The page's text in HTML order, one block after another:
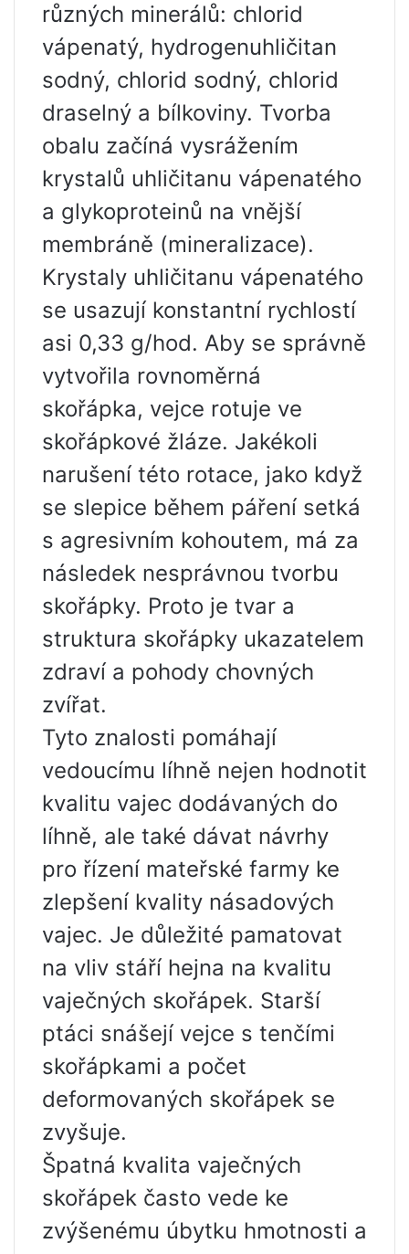
různých minerálů: chlorid
vápenatý, hydrogenuhličitan
sodný, chlorid sodný, chlorid
draselný a bílkoviny. Tvorba
obalu začíná vysrážením
krystalů uhličitanu vápenatého
a glykoproteinů na vnější
membráně (mineralizace).
Krystaly uhličitanu vápenatého
se usazují konstantní rychlostí
asi 0,33 g/hod. Aby se správně
vytvořila rovnoměrná
skořápka, vejce rotuje ve
skořápkové žláze. Jakékoli
narušení této rotace, jako když
se slepice během páření setká
s agresivním kohoutem, má za
následek nesprávnou tvorbu
skořápky. Proto je tvar a
struktura skořápky ukazatelem
zdraví a pohody chovných
zvířat.
Tyto znalosti pomáhají
vedoucímu líhně nejen hodnotit
kvalitu vajec dodávaných do
líhně, ale také dávat návrhy
pro řízení mateřské farmy ke
zlepšení kvality násadových
vajec. Je důležité pamatovat
na vliv stáří hejna na kvalitu
vaječných skořápek. Starší
ptáci snášejí vejce s tenčími
skořápkami a počet
deformovaných skořápek se
zvyšuje.
Špatná kvalita vaječných
skořápek často vede ke
zvýšenému úbytku hmotnosti a